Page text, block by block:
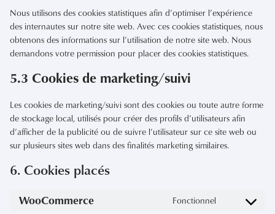
Nous utilisons des cookies statistiques afin d’optimiser l’expérience
des internautes sur notre site web. Avec ces cookies statistiques, nous
obtenons des informations sur l’utilisation de notre site web. Nous
demandons votre permission pour placer des cookies statistiques.
5.3 Cookies de marketing/suivi
Les cookies de marketing/suivi sont des cookies ou toute autre forme
de stockage local, utilisés pour créer des profils d’utilisateurs afin
d’afficher de la publicité ou de suivre l’utilisateur sur ce site web ou
sur plusieurs sites web dans des finalités marketing similaires.
6. Cookies placés
WooCommerce Fonctionnel Consent